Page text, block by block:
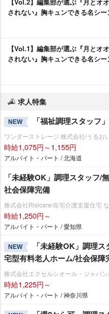
されない』胸キュンできる名シー
【Vol.1】編集部が選ぶ『月とオ
されない』胸キュンできる名シー
求人特集
NEW 「福祉調理スタッフ
ワンダーストレージ 株式会社/うるお
時給1,075円～1,155円
アルバイト・パート / 北海道
「未経験OK」調理スタッフ/
社会保障完備
株式会社Risicare/在宅介護支援住宅
時給1,250円～
アルバイト・パート / 愛知県
NEW
「未経験OK」調理
宅型有料老人ホーム/社会保障
株式会社エクセルシオール・ジャパ
時給1,225円～
アルバイト・パート / 神奈川県